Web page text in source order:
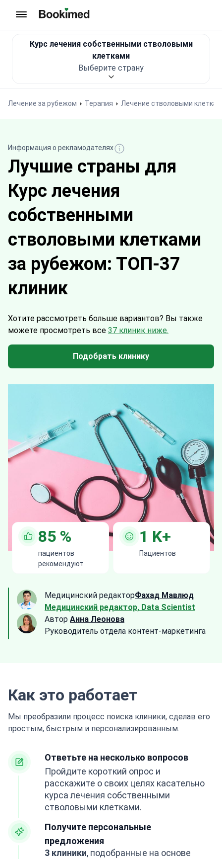
Лечение за рубежом Терапия Лечение стволовыми
Курс лечения собственными стволовыми
клетками
Выберите страну
Информация о рекламодателях
Лучшие страны для
Курс лечения
собственными
стволовыми клетками
за рубежом: ТОП-37
клиник
Хотите рассмотреть больше вариантов? Вы также
можете просмотреть все 37 клиник ниже.
Подобрать клинику
85 %
пациентов
рекомендуют
1 K+
Пациентов
Медицинский редакторФахад Мавлюд
Медицинский редактор, Data Scientist
Автор Анна Леонова
Руководитель отдела контент-маркетинга
Как это работает
Мы преобразили процесс поиска клиники, сделав его
простым, быстрым и персонализированным.
Ответьте на несколько вопросов
Пройдите короткий опрос и
расскажите о своих целях касательно
курса лечения собственными
стволовыми клетками.
Получите персональные
предложения
3 клиники, подобранные на основе